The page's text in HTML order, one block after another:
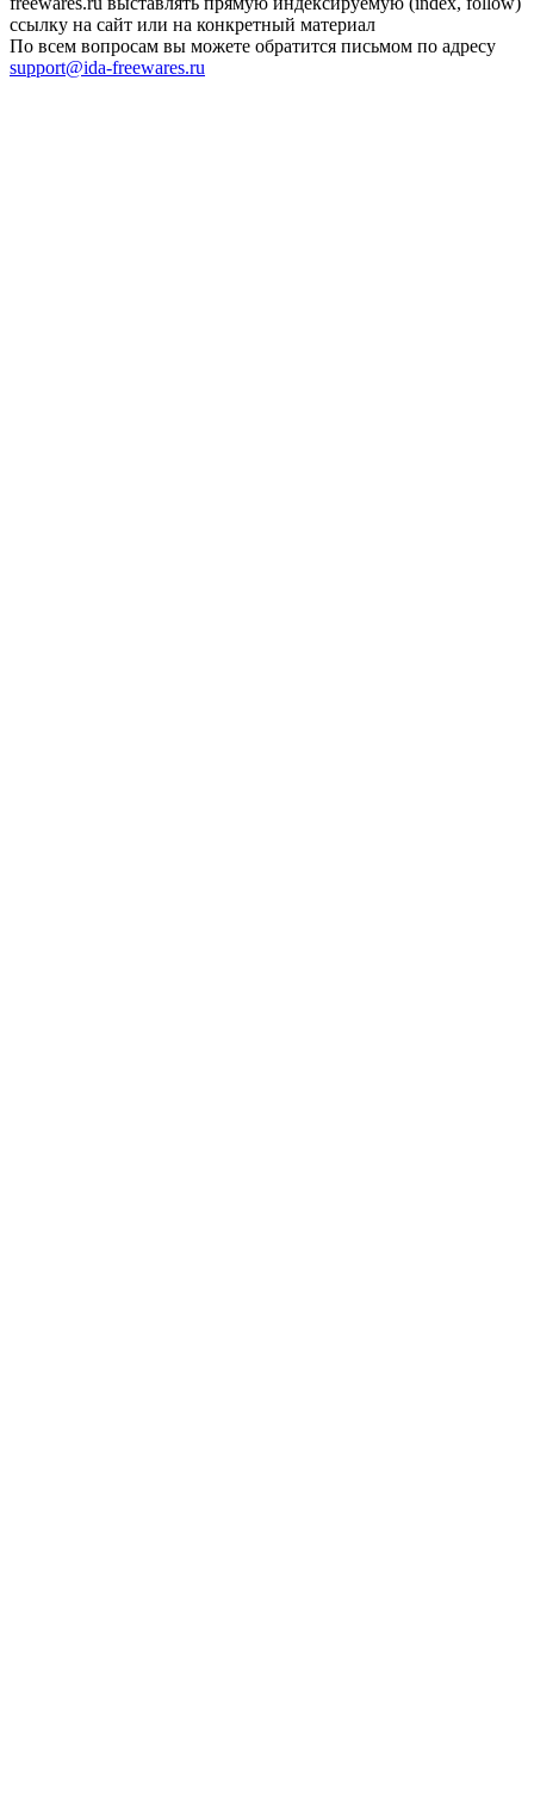
ссылку на сайт или на конкретный материал
По всем вопросам вы можете обратится письмом по адресу
support@ida-freewares.ru